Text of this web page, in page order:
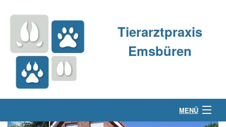
Tierarztpraxis
Emsbüren
MENÜ